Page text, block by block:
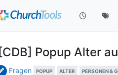
[CDB] Popup Alter
Fragen POPUP ALTER PERSONEN &